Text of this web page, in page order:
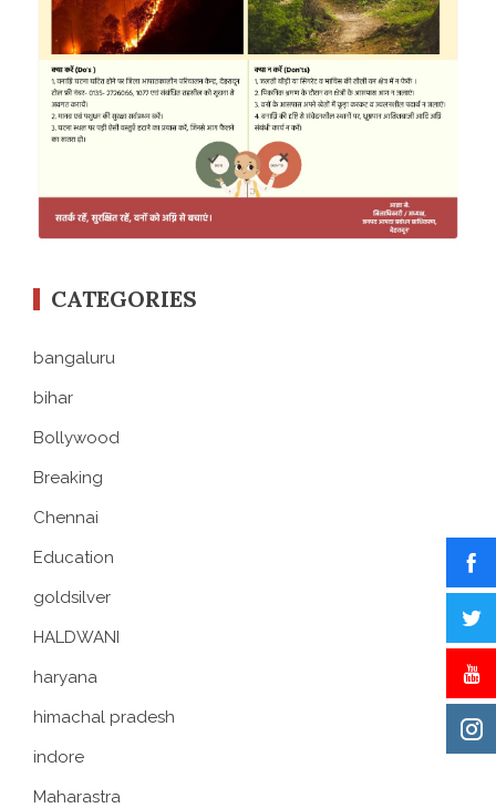
CATEGORIES
bangaluru
bihar
Bollywood
Breaking
Chennai
Education
goldsilver
HALDWANI
haryana
himachal pradesh
indore
Maharastra